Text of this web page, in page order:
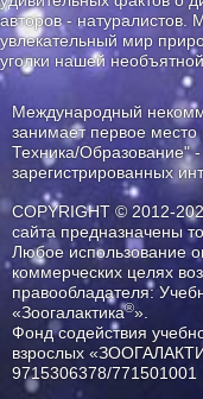
авторов - натуралистов.
увлекательный мир
уголки нашей
Международный
занимает первое место
Техника/Образование"
зарегистрированных
COPYRIGHT © 2012-
сайта предназначены
Любое использование
коммерческих целях
правообладателя:
«Зоогалактика®».
Фонд содействия
взрослых
9715306378/771501001